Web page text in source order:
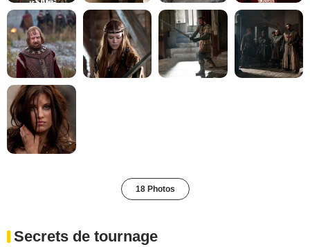
18 Photos
Secrets de tournage